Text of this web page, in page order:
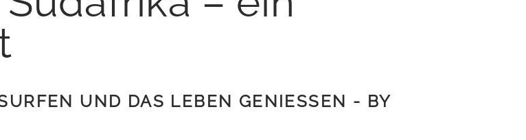
UND DAS LEBEN GENIESSEN - BY W